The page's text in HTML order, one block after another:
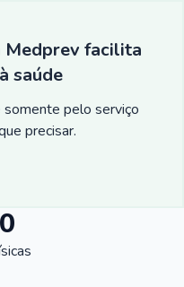
Medprev facilita
saúde
somente pelo serviço
precisar.